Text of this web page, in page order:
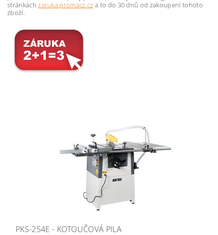
stránkáchzaruka.promacz.cz a to do 30 dnů od zakoupení tohoto
zboží.
PKS-254E - KOTOUČOVÁ PILA